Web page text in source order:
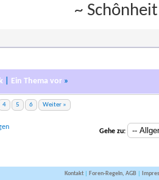
~
Ein Thema vor »
4 5 6 Weiter »
Gehe zu:
Kontakt| Foren-Regeln, AGB|